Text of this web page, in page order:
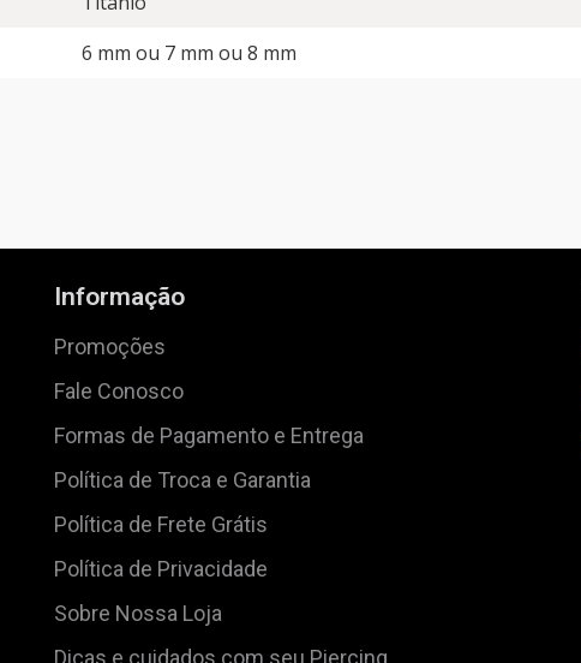
6 mm ou 7 mm ou 8 mm
Informação
Promoções
Fale Conosco
Formas de Pagamento e Entrega
Política de Troca e Garantia
Política de Frete Grátis
Política de Privacidade
Sobre Nossa Loja